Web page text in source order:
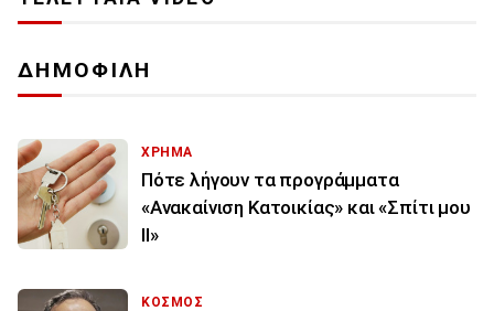
ΔΗΜΟΦΙΛΗ
ΧΡΗΜΑ
Πότε λήγουν τα προγράμματα
«Ανακαίνιση Κατοικίας» και «Σπίτι μου
ΙΙ»
ΚΟΣΜΟΣ